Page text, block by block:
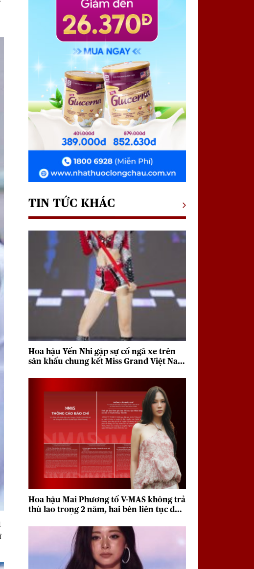
TIN TỨC KHÁC
Hoa hậu Yến Nhi gặp sự cố ngã xe trên
sân khấu chung kết Miss Grand Việt Nam
Hoa hậu Mai Phương tố V-MAS không trả
thù lao trong 2 năm, hai bên liên tục đưa